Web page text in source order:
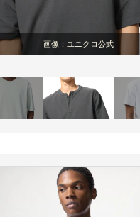
画像：ユニクロ公式